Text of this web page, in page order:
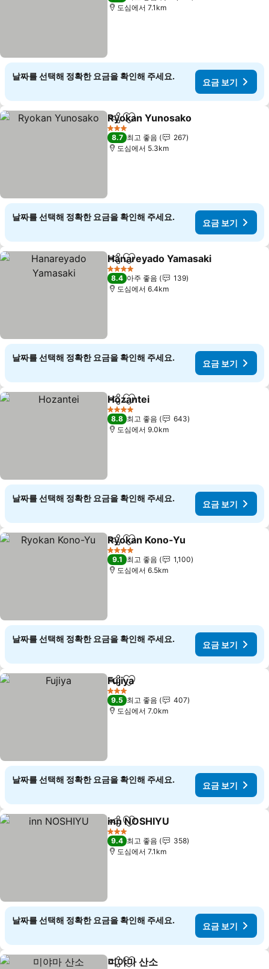
도심에서 7.1km
날짜를 선택해 정확한 요금을 확인해 주세요.
요금 보기
공유 즐겨찾기에 추가
Ryokan Yunosako
3 성급
8.7 최고 좋음
267
도심에서 5.3km
날짜를 선택해 정확한 요금을 확인해 주세요.
요금 보기
공유 즐겨찾기에 추가
Hanareyado Yamasaki
4 성급
8.4 아주 좋음
139
도심에서 6.4km
날짜를 선택해 정확한 요금을 확인해 주세요.
요금 보기
공유 즐겨찾기에 추가
Hozantei
4 성급
8.8 최고 좋음
643
도심에서 9.0km
날짜를 선택해 정확한 요금을 확인해 주세요.
요금 보기
공유 즐겨찾기에 추가
Ryokan Kono-Yu
4 성급
9.1 최고 좋음
1,100
도심에서 6.5km
날짜를 선택해 정확한 요금을 확인해 주세요.
요금 보기
공유 즐겨찾기에 추가
Fujiya
3 성급
9.5 최고 좋음
407
도심에서 7.0km
날짜를 선택해 정확한 요금을 확인해 주세요.
요금 보기
공유 즐겨찾기에 추가
inn NOSHIYU
3 성급
9.4 최고 좋음
358
도심에서 7.1km
날짜를 선택해 정확한 요금을 확인해 주세요.
요금 보기
미야마 산소